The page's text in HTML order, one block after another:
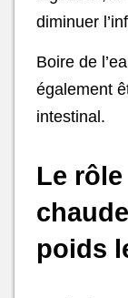
diminuer
Boire de
également
intestinal.
Le
poids